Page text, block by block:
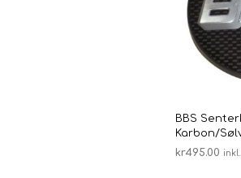
BBS
Karbon/
kr495.00